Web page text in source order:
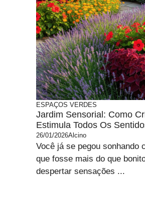
ESPAÇOS VERDES
Jardim Sensorial: Como
Estimula Todos Os
26/01/2026Alcino
Você já se pegou sonhando
que fosse mais do que
despertar sensações ...